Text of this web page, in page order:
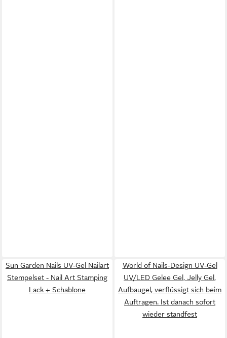
Sun Garden Nails UV-Gel Nailart
Stempelset - Nail Art Stamping
Lack + Schablone
World of Nails-Design UV-Gel
UV/LED Gelee Gel, Jelly Gel,
Aufbaugel, verflüssigt sich beim
Auftragen. Ist danach sofort
wieder standfest